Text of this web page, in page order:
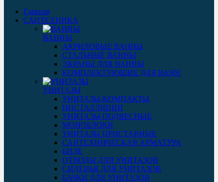
Главная
САНТЕХНИКА
ВАННЫ
АКРИЛОВЫЕ ВАННЫ
СТАЛЬНЫЕ ВАННЫ
ЭКРАНЫ ДЛЯ ВАННЫ
КОМПЛЕКТУЮЩИЕ ДЛЯ ВАНН
УНИТАЗЫ
УНИТАЗЫ-КОМПАКТЫ
ИНСТАЛЛЯЦИИ
УНИТАЗЫ ПОДВЕСНЫЕ
МОНОБЛОКИ
УНИТАЗЫ ПРИСТАВНЫЕ
САНТЕХНИЧЕСКАЯ АРМАТУРА
БИДЕ
ОТВОДЫ ДЛЯ УНИТАЗОВ
СИДЕНЬЯ ДЛЯ УНИТАЗОВ
БАЧКИ ДЛЯ УНИТАЗОВ